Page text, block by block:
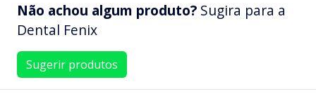
Não achou algum produto? Sugira para a
Dental Fenix
Sugerir produtos